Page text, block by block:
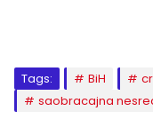
Tags: BiH
saobracajna